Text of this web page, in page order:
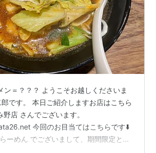
ン＝？？？ ようこそお越しくださいま
です。 本日ご紹介しますお店はこちら
店 さんでございます。
今回のお目当てはこちらです⬇️
ーめん でございまして、期間限定とし